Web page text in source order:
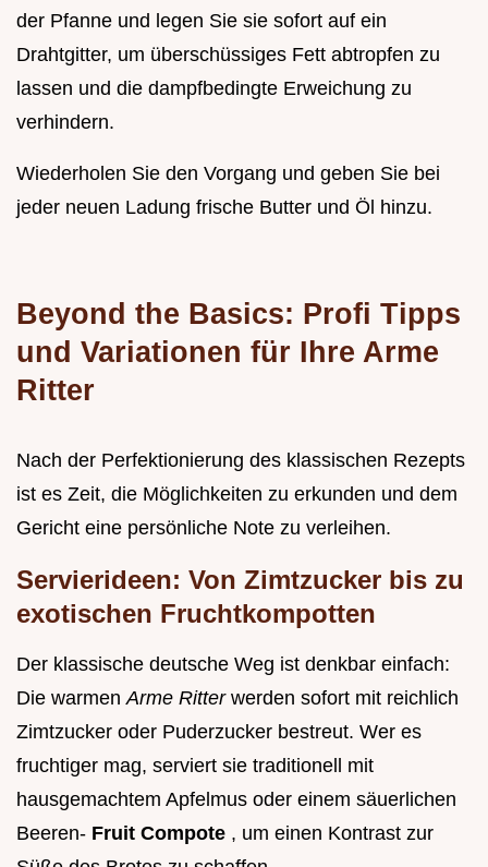
der Pfanne und legen Sie sie sofort auf ein
Drahtgitter, um überschüssiges Fett abtropfen zu
lassen und die dampfbedingte Erweichung zu
verhindern.
Wiederholen Sie den Vorgang und geben Sie bei
jeder neuen Ladung frische Butter und Öl hinzu.
Beyond the Basics: Profi Tipps
und Variationen für Ihre Arme
Ritter
Nach der Perfektionierung des klassischen Rezepts
ist es Zeit, die Möglichkeiten zu erkunden und dem
Gericht eine persönliche Note zu verleihen.
Servierideen: Von Zimtzucker bis zu
exotischen Fruchtkompotten
Der klassische deutsche Weg ist denkbar einfach:
Die warmen Arme Ritter werden sofort mit reichlich
Zimtzucker oder Puderzucker bestreut. Wer es
fruchtiger mag, serviert sie traditionell mit
hausgemachtem Apfelmus oder einem säuerlichen
Beeren- Fruit Compote , um einen Kontrast zur